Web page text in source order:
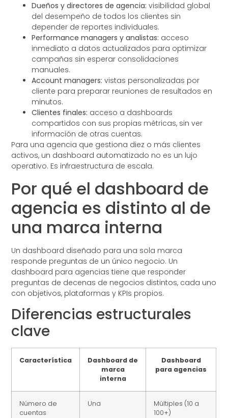
Dueños y directores de agencia: visibilidad global
del desempeño de todos los clientes sin
depender de reportes individuales.
Performance managers y analistas: acceso
inmediato a datos actualizados para optimizar
campañas sin esperar consolidaciones
manuales.
Account managers: vistas personalizadas por
cliente para preparar reuniones de resultados en
minutos.
Clientes finales: acceso a dashboards
compartidos con sus propias métricas, sin ver
información de otras cuentas.
Para una agencia que gestiona diez o más clientes
activos, un dashboard automatizado no es un lujo
operativo. Es infraestructura de escala.
Por qué el dashboard de
agencia es distinto al de
una marca interna
Un dashboard diseñado para una sola marca
responde preguntas de un único negocio. Un
dashboard para agencias tiene que responder
preguntas de decenas de negocios distintos, cada uno
con objetivos, plataformas y KPIs propios.
Diferencias estructurales
clave
Característica
Dashboard de
marca
interna
Dashboard
para agencias
Número de
cuentas
Una
Múltiples (10 a
100+)